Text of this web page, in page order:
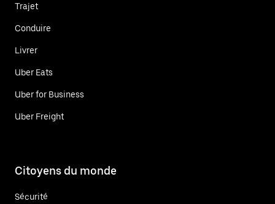
Trajet
Conduire
Livrer
Uber Eats
Uber for Business
Uber Freight
Citoyens du monde
Sécurité